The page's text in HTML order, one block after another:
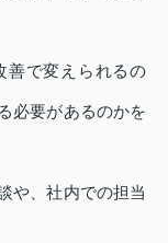
善で変えられるの
必要があるのかを
や、社内での担当